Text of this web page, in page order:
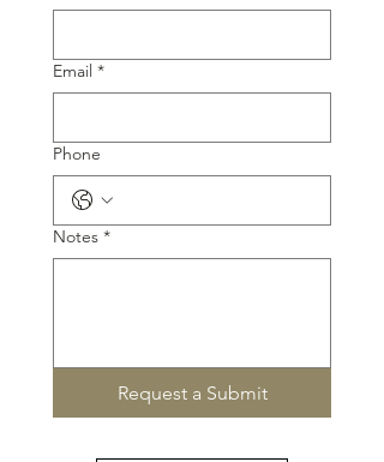
Email *
Phone
Notes *
Request a Submit